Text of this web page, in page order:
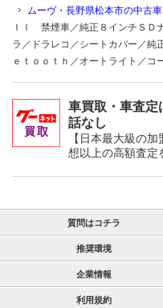
ムーヴ・長野県松本市の中古車
ＩＩ 禁煙車／純正８インチＳＤ
ラ／ドラレコ／シートカバー／純
ｅｔｏｏｔｈ／オートライト／コ
車買取・車査
話なし
【日本最大級の
想以上の高額査定
質問はコチラ
推奨環境
企業情報
利用規約